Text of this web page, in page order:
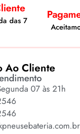
das 7
Ao Cliente
07 às 21h